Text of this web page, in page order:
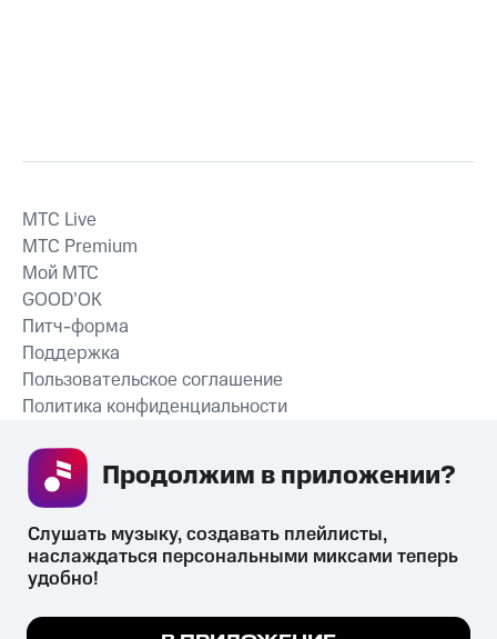
СКАЧАТЬ ПРИЛОЖЕНИЕ
MTС Live
MTС Premium
Мой МТС
GOOD’OK
Питч-форма
Поддержка
Пользовательское соглашение
Политика конфиденциальности
психотропных веществ, их аналогов причиняет вред здоровью,
Мы используем куки, чтобы на сайте все
Слушать музыку, создавать плейлисты,
наслаждаться персональными миксами теперь
удобно!